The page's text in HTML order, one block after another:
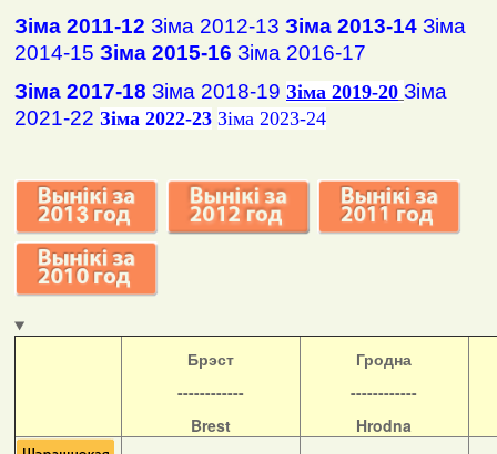
Зіма 2011-12 Зіма 2012-13 Зіма 2013-14 Зіма
2014-15 Зіма 2015-16 Зіма 2016-17
Зіма 2017-18 Зіма 2018-19 Зіма 2019-20 Зіма
2021-22 Зіма 2022-23 Зіма 2023-24
Брэст
------------
Brest
Гродна
------------
Hrodna